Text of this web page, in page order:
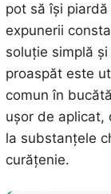
pot să își
expunerii
soluție simplă
proaspăt este
comun în
ușor de aplicat,
la substanțele
curățenie.